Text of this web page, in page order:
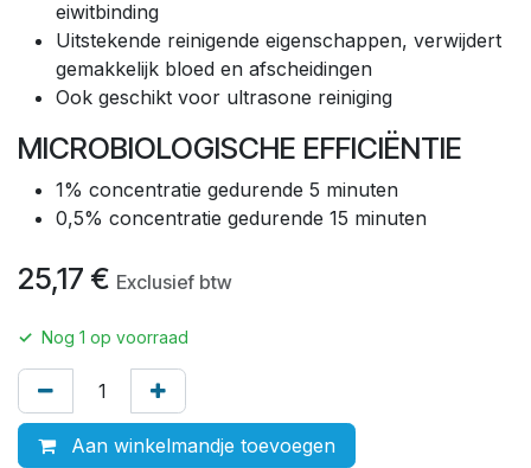
eiwitbinding
Uitstekende reinigende eigenschappen, verwijdert
gemakkelijk bloed en afscheidingen
Ook geschikt voor ultrasone reiniging
MICROBIOLOGISCHE EFFICIËNTIE
1% concentratie gedurende 5 minuten
0,5% concentratie gedurende 15 minuten
25,17 € Exclusief btw
✓ Nog 1 op voorraad
Aan winkelmandje toevoegen